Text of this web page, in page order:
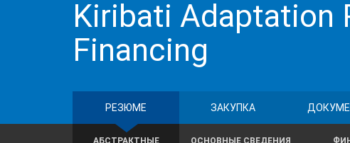
Kiribati Adaptation
Financing
РЕЗЮМЕ ЗАКУПКА
АБСТРАКТНЫЕ ОСНОВНЫЕ СВЕДЕНИЯ